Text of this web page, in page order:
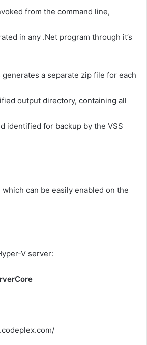
from the command line,
in any .Net program through it’s
a separate zip file for each
output directory, containing all
identified for backup by the VSS
can be easily enabled on the
V server: